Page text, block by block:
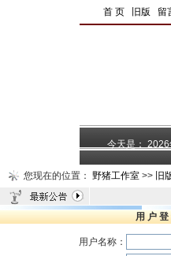
首 页 旧版 留
今天是： 2026
您现在的位置： 野猪工作室 >> 旧
用 户 登
用户名称：